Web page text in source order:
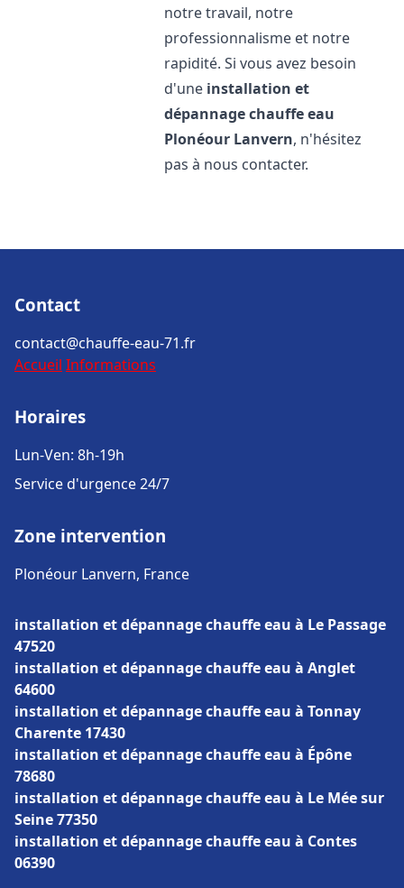
notre travail, notre
professionnalisme et notre
rapidité. Si vous avez besoin
d'une installation et
dépannage chauffe eau
Plonéour Lanvern, n'hésitez
pas à nous contacter.
Contact
contact@chauffe-eau-71.fr
Accueil Informations
Horaires
Lun-Ven: 8h-19h
Service d'urgence 24/7
Zone intervention
Plonéour Lanvern, France
installation et dépannage chauffe eau à Le Passage
47520
installation et dépannage chauffe eau à Anglet
64600
installation et dépannage chauffe eau à Tonnay
Charente 17430
installation et dépannage chauffe eau à Épône
78680
installation et dépannage chauffe eau à Le Mée sur
Seine 77350
installation et dépannage chauffe eau à Contes
06390